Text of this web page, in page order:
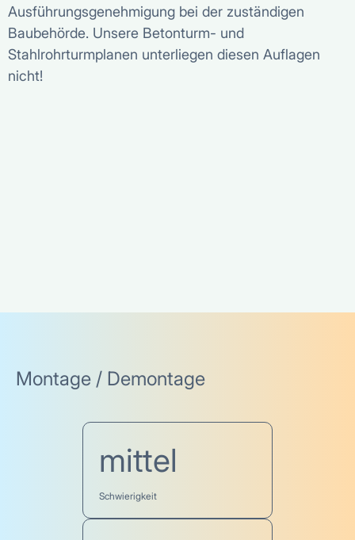
Ausführungsgenehmigung bei der zuständigen
Baubehörde. Unsere Betonturm- und
Stahlrohrturmplanen unterliegen diesen Auflagen
nicht!
Montage / Demontage
mittel
Schwierigkeit